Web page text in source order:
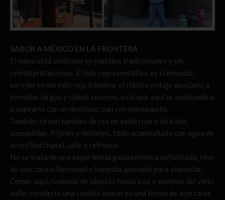
SABOR A MÉXICO EN LA FRONTERA
El menú está centrado en platillos tradicionales y sin
reinterpretaciones. El más representativo es el menudo,
servido en versión roja o blanca, el clásico potaje asociado a
jornadas largas y climas severos, solo que aquí se acostumbra
a sopearlo con un delicioso pan con mantequilla.
También sirven tamales de res en salsa roja o de elote,
quesadillas, frijoles y molletes, todo acompañado con agua de
arroz (horchata), café o refresco.
No se trata de una experiencia gastronómica sofisticada, sino
de una cocina funcional y honesta, pensada para alimentar.
Comer aquí, rodeado de objetos históricos y escenas del viejo
valle, convierte una comida común en una forma de acercarse